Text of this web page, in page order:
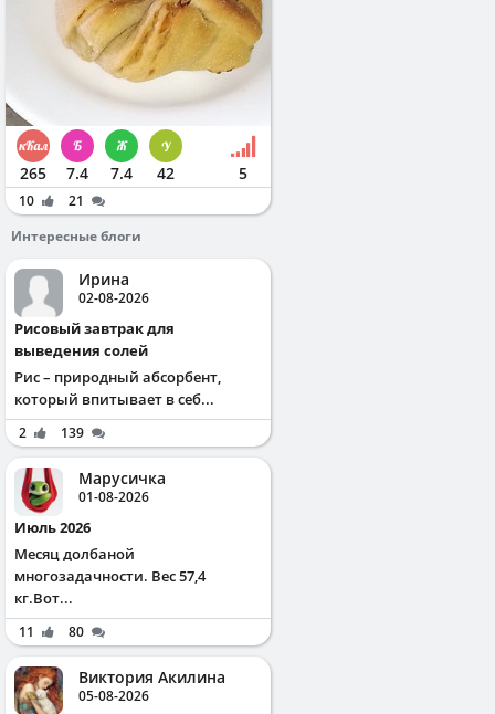
265 7.4 7.4 42 5
10
21
Интересные блоги
Ирина
02-08-2026
Рисовый завтрак для
выведения солей
Рис – природный абсорбент,
который впитывает в себ...
2 139
Марусичка
01-08-2026
Июль 2026
Месяц долбаной
многозадачности. Вес 57,4
кг.Вот...
11 80
Виктория Акилина
05-08-2026